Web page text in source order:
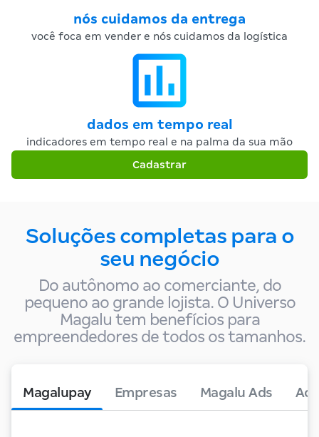
nós cuidamos da entrega
você foca em vender e nós cuidamos da logística
dados em tempo real
indicadores em tempo real e na palma da sua mão
Cadastrar
Soluções completas para o
seu negócio
Do autônomo ao comerciante, do
pequeno ao grande lojista. O Universo
Magalu tem benefícios para
empreendedores de todos os tamanhos.
Magalupay Empresas Magalu Ads